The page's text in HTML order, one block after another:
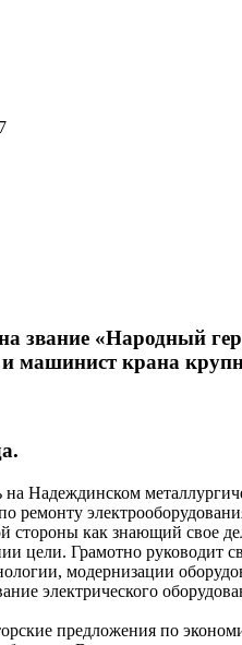
звание «Народный
машинист крана
Надеждинском
ремонту
стороны как знающий
Грамотно руководит
модернизации
электрического
предложения по